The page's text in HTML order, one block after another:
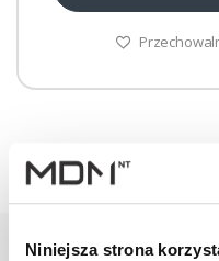
Niniejsza strona